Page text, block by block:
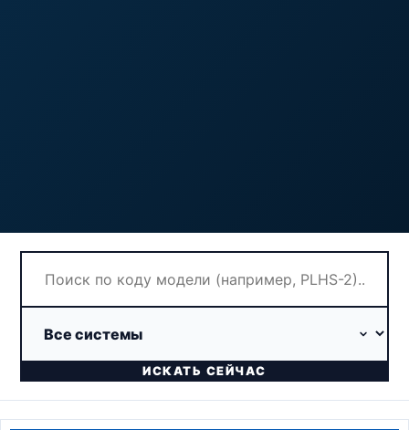
ИСКАТЬ СЕЙЧАС